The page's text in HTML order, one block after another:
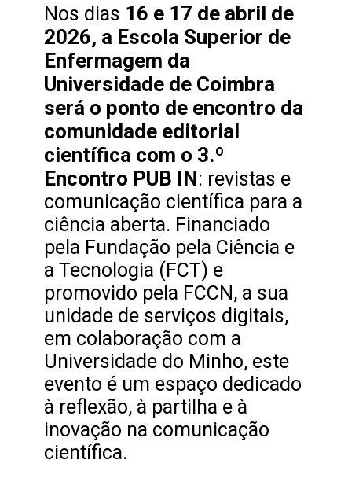
Nos dias 16 e 17 de abril de
2026, a Escola Superior de
Enfermagem da
Universidade de Coimbra
será o ponto de encontro da
comunidade editorial
científica com o 3.º
Encontro PUB IN: revistas e
comunicação científica para a
ciência aberta. Financiado
pela Fundação pela Ciência e
a Tecnologia (FCT) e
promovido pela FCCN, a sua
unidade de serviços digitais,
em colaboração com a
Universidade do Minho, este
evento é um espaço dedicado
à reflexão, à partilha e à
inovação na comunicação
científica.